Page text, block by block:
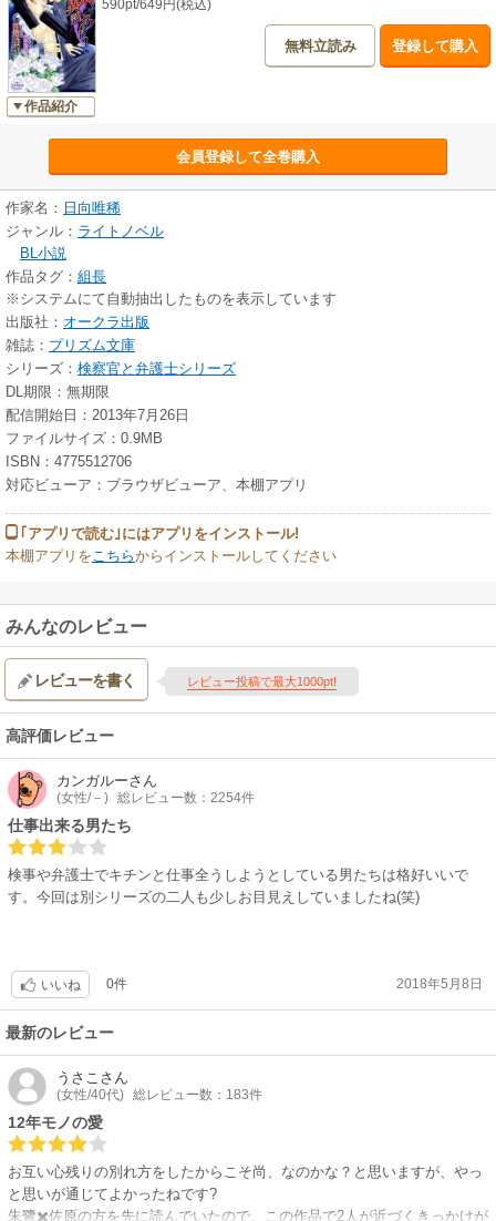
作品紹介
590pt/649円(税込)
無料立読み 登録して購入
会員登録して全巻購入
作家名： 日向唯稀
ジャンル： ライトノベル
BL小説
作品タグ： 組長
※システムにて自動抽出したものを表示しています
出版社： オークラ出版
雑誌： プリズム文庫
シリーズ： 検察官と弁護士シリーズ
DL期限：無期限
配信開始日：2013年7月26日
ファイルサイズ：0.9MB
ISBN：4775512706
対応ビューア：ブラウザビューア、本棚アプリ
｢アプリで読む｣にはアプリをインストール!
本棚アプリを こちらからインストールしてください
みんなのレビュー
レビューを書く レビュー投稿で最大1000pt!
高評価レビュー
カンガルーさん
(女性/－) 総レビュー数：2254件
仕事出来る男たち
検事や弁護士でキチンと仕事全うしようとしている男たちは格好いいで
す。今回は別シリーズの二人も少しお目見えしていましたね(笑)
いいね 0件 2018年5月8日
最新のレビュー
うさこ さん
(女性/40代) 総レビュー数：183件
12年モノの愛
お互い心残りの別れ方をしたからこそ尚、なのかな？と思いますが、やっ
と思いが通じてよかったねです?
朱鷺✖️佐原の方を先に読んでいたので、この作品で2人が近づくきっかけが